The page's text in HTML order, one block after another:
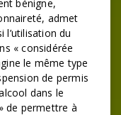
bénigne,
admet
l’utilisation du
« considérée
le même type
de permis
dans le
de permettre à